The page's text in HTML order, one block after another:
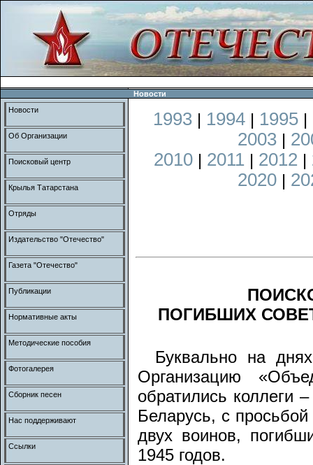
Новости
1993 | 1994 | 1995 |
2003 |
2010 | 2011 | 2012 |
2020 |
ПОГИБШИХ
Буквально на
Организацию
обратились коллеги
Беларусь, с
двух воинов,
1945 годов.
Новости
Об Организации
Поисковый центр
Крылья Татарстана
Отряды
Издательство "Отечество"
Газета "Отечество"
Публикации
Нормативные акты
Методические пособия
Фотогалерея
Сборник песен
Нас поддерживают
Ссылки